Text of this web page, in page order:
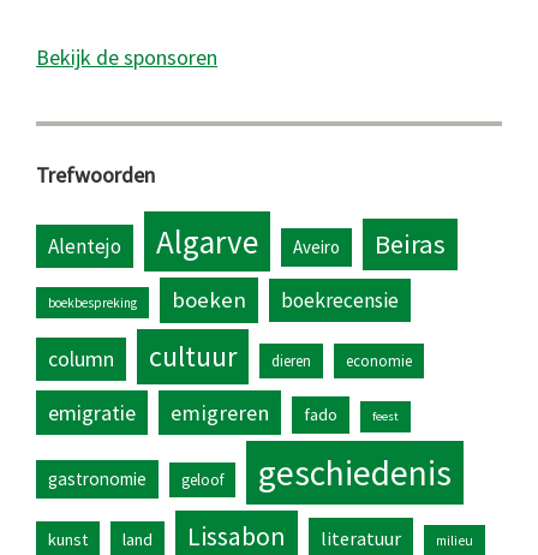
Bekijk de sponsoren
Trefwoorden
Alentejo Algarve Aveiro Beiras
boekbespreking boeken boekrecensie
column cultuur dieren economie
emigratie emigreren fado feest
gastronomie geloof geschiedenis
kunst land Lissabon literatuur milieu